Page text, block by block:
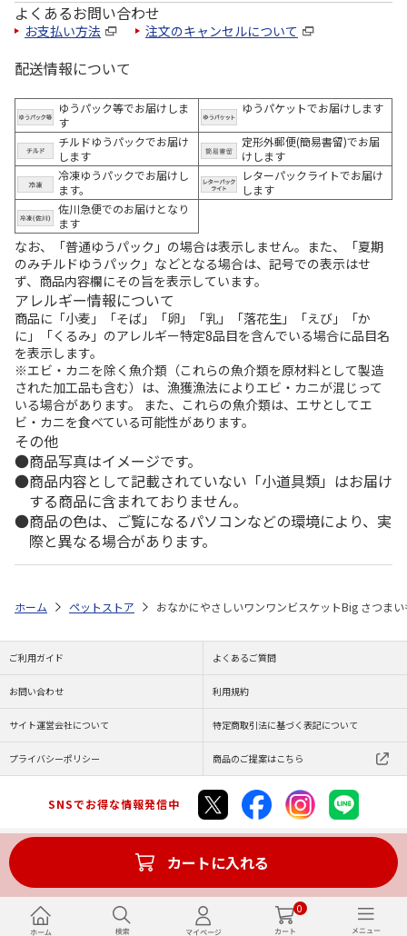
0
よくあるお問い合わせ
お支払い方法 注文のキャンセルについて
配送情報について
ゆうパック等でお届けしま
す
ゆうパケットでお届けします
チルドゆうパックでお届け
します
定形外郵便(簡易書留)でお届
けします
冷凍ゆうパックでお届けし
ます。
レターパックライトでお届け
します
佐川急便でのお届けとなり
ます
なお、「普通ゆうパック」の場合は表示しません。また、「夏期
のみチルドゆうパック」などとなる場合は、記号での表示はせ
ず、商品内容欄にその旨を表示しています。
アレルギー情報について
商品に「小麦」「そば」「卵」「乳」「落花生」「えび」「か
に」「くるみ」のアレルギー特定8品目を含んでいる場合に品目名
を表示します。
※エビ・カニを除く魚介類（これらの魚介類を原材料として製造
された加工品も含む）は、漁獲漁法によりエビ・カニが混じって
いる場合があります。 また、これらの魚介類は、エサとしてエ
ビ・カニを食べている可能性があります。
その他
商品写真はイメージです。
商品内容として記載されていない「小道具類」はお届け
する商品に含まれておりません。
商品の色は、ご覧になるパソコンなどの環境により、実
際と異なる場合があります。
カートに入れる
ホーム ペットストア おなかにやさしいワンワンビスケットBig さつま
ご利用ガイド よくあるご質問
お問い合わせ 利用規約
サイト運営会社について 特定商取引法に基づく表記について
プライバシーポリシー 商品のご提案はこちら
SNSでお得な情報発信中